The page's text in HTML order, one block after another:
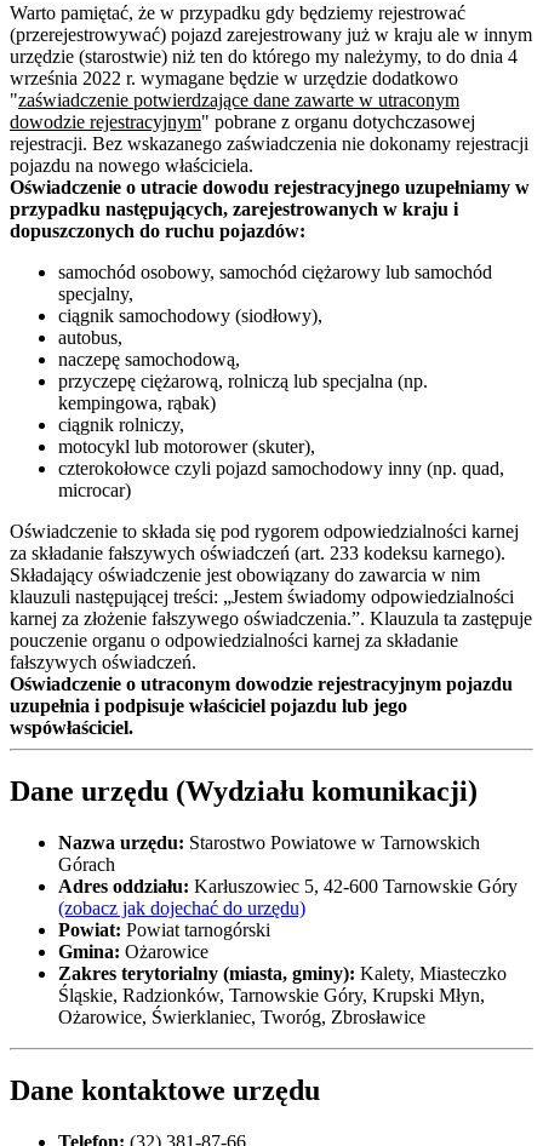
Warto pamiętać, że w przypadku gdy będziemy rejestrować
(przerejestrowywać) pojazd zarejestrowany już w kraju ale w innym
urzędzie (starostwie) niż ten do którego my należymy, to do dnia 4
września 2022 r. wymagane będzie w urzędzie dodatkowo
"zaświadczenie potwierdzające dane zawarte w utraconym
dowodzie rejestracyjnym" pobrane z organu dotychczasowej
rejestracji. Bez wskazanego zaświadczenia nie dokonamy rejestracji
pojazdu na nowego właściciela.
Oświadczenie o utracie dowodu rejestracyjnego uzupełniamy w
przypadku następujących, zarejestrowanych w kraju i
dopuszczonych do ruchu pojazdów:
samochód osobowy, samochód ciężarowy lub samochód
specjalny,
ciągnik samochodowy (siodłowy),
autobus,
naczepę samochodową,
przyczepę ciężarową, rolniczą lub specjalna (np.
kempingowa, rąbak)
ciągnik rolniczy,
motocykl lub motorower (skuter),
czterokołowce czyli pojazd samochodowy inny (np. quad,
microcar)
Oświadczenie to składa się pod rygorem odpowiedzialności karnej
za składanie fałszywych oświadczeń (art. 233 kodeksu karnego).
Składający oświadczenie jest obowiązany do zawarcia w nim
klauzuli następującej treści: „Jestem świadomy odpowiedzialności
karnej za złożenie fałszywego oświadczenia.”. Klauzula ta zastępuje
pouczenie organu o odpowiedzialności karnej za składanie
fałszywych oświadczeń.
Oświadczenie o utraconym dowodzie rejestracyjnym pojazdu
uzupełnia i podpisuje właściciel pojazdu lub jego
wspówłaściciel.
Dane urzędu (Wydziału komunikacji)
Nazwa urzędu: Starostwo Powiatowe w Tarnowskich
Górach
Adres oddziału: Karłuszowiec 5, 42-600 Tarnowskie Góry
(zobacz jak dojechać do urzędu)
Powiat: Powiat tarnogórski
Gmina: Ożarowice
Zakres terytorialny (miasta, gminy): Kalety, Miasteczko
Śląskie, Radzionków, Tarnowskie Góry, Krupski Młyn,
Ożarowice, Świerklaniec, Tworóg, Zbrosławice
Dane kontaktowe urzędu
Telefon: (32) 381-87-66